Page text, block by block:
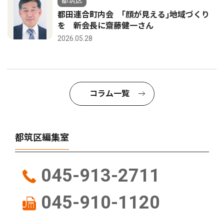
都田連合町内会 ｢顔が見える｣地域づくり
を 新会長に齋藤健一さん
2026.05.28
コラム一覧
都筑区編集室
045-913-2711
045-910-1120